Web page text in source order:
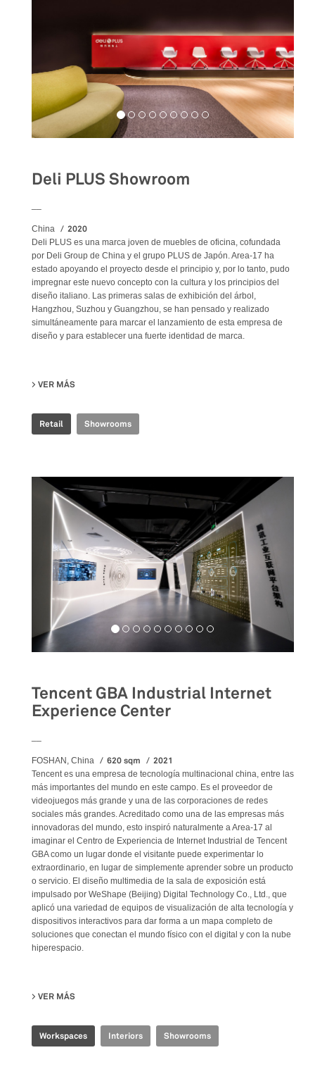
Deli PLUS Showroom
China 2020
Deli PLUS es una marca joven de muebles de oficina, cofundada
por Deli Group de China y el grupo PLUS de Japón. Area-17 ha
estado apoyando el proyecto desde el principio y, por lo tanto, pudo
impregnar este nuevo concepto con la cultura y los principios del
diseño italiano. Las primeras salas de exhibición del árbol,
Hangzhou, Suzhou y Guangzhou, se han pensado y realizado
simultáneamente para marcar el lanzamiento de esta empresa de
diseño y para establecer una fuerte identidad de marca.
VER MÁS
Retail Showrooms
Tencent GBA Industrial Internet
Experience Center
FOSHAN, China 620 sqm 2021
Tencent es una empresa de tecnología multinacional china, entre las
más importantes del mundo en este campo. Es el proveedor de
videojuegos más grande y una de las corporaciones de redes
sociales más grandes. Acreditado como una de las empresas más
innovadoras del mundo, esto inspiró naturalmente a Area-17 al
imaginar el Centro de Experiencia de Internet Industrial de Tencent
GBA como un lugar donde el visitante puede experimentar lo
extraordinario, en lugar de simplemente aprender sobre un producto
o servicio. El diseño multimedia de la sala de exposición está
impulsado por WeShape (Beijing) Digital Technology Co., Ltd., que
aplicó una variedad de equipos de visualización de alta tecnología y
dispositivos interactivos para dar forma a un mapa completo de
soluciones que conectan el mundo físico con el digital y con la nube
hiperespacio.
VER MÁS
Workspaces Interiors Showrooms